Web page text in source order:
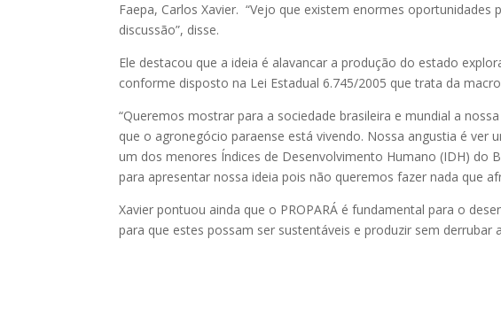
Faepa, Carlos Xavier. “Vejo que existem enormes
discussão”, disse.
Ele destacou que a ideia é alavancar a produção do estado
conforme disposto na Lei Estadual 6.745/2005 que trata da
“Queremos mostrar para a sociedade brasileira e mundial a
que o agronegócio paraense está vivendo. Nossa angustia é
um dos menores Índices de Desenvolvimento Humano (IDH) do
para apresentar nossa ideia pois não queremos fazer nada que
Xavier pontuou ainda que o PROPARÁ é fundamental para o
para que estes possam ser sustentáveis e produzir sem derrubar